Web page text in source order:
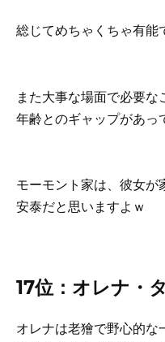
総じてめちゃくちゃ有能
また大事な場面で必要な
年齢とのギャップがあっ
モーモント家は、彼女が
安泰だと思いますよｗ
17位：オレナ・
オレナは老獪で野心的な